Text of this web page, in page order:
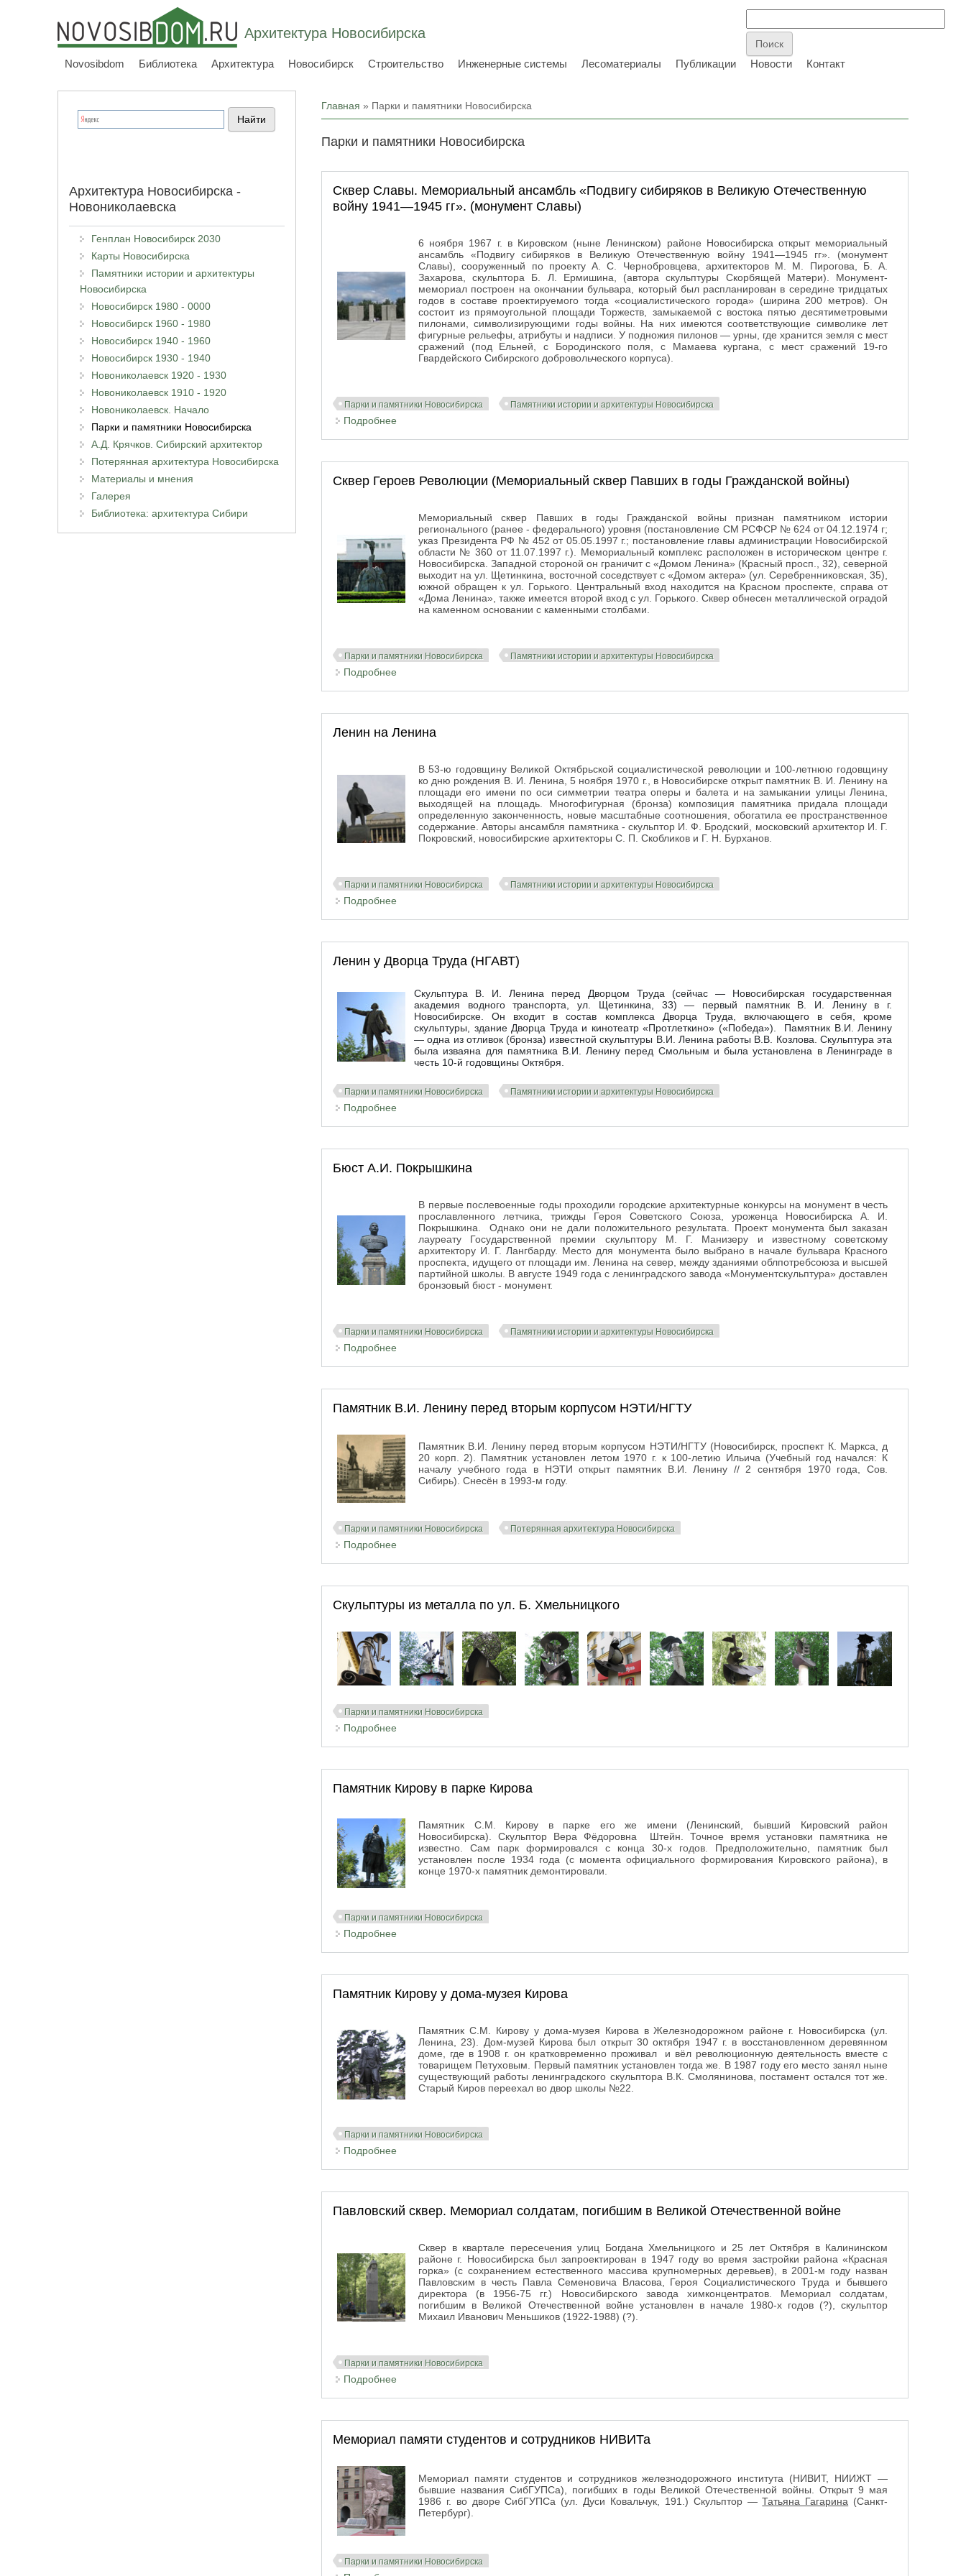
Архитектура Новосибирска
Novosibdom Библиотека Архитектура Новосибирск Строительство Инженерные системы Лесоматериалы Публикации Новости Контакт
Вы здесь
Главная » Парки и памятники Новосибирска
Парки и памятники Новосибирска
Сквер Славы. Мемориальный ансамбль «Подвигу сибиряков в Великую Отечественную
войну 1941—1945 гг». (монумент Славы)
6 ноября 1967 г. в Кировском (ныне Ленинском) районе Новосибирска открыт мемориальный
ансамбль «Подвигу сибиряков в Великую Отечественную войну 1941—1945 гг». (монумент
Славы), сооруженный по проекту А. С. Чернобровцева, архитекторов М. М. Пирогова, Б. А.
Захарова, скульптора Б. Л. Ермишина, (автора скульптуры Скорбящей Матери). Монумент-
мемориал построен на окончании бульвара, который был распланирован в середине тридцатых
годов в составе проектируемого тогда «социалистического города» (ширина 200 метров). Он
состоит из прямоугольной площади Торжеств, замыкаемой с востока пятью десятиметровыми
пилонами, символизирующими годы войны. На них имеются соответствующие символике лет
фигурные рельефы, атрибуты и надписи. У подножия пилонов — урны, где хранится земля с мест
сражений (под Ельней, с Бородинского поля, с Мамаева кургана, с мест сражений 19-го
Гвардейского Сибирского добровольческого корпуса).
Парки и памятники Новосибирска Памятники истории и архитектуры Новосибирска
Подробнее
Сквер Героев Революции (Мемориальный сквер Павших в годы Гражданской войны)
Мемориальный сквер Павших в годы Гражданской войны признан памятником истории
регионального (ранее - федерального) уровня (постановление СМ РСФСР № 624 от 04.12.1974 г;
указ Президента РФ № 452 от 05.05.1997 г.; постановление главы администрации Новосибирской
области № 360 от 11.07.1997 г.). Мемориальный комплекс расположен в историческом центре г.
Новосибирска. Западной стороной он граничит с «Домом Ленина» (Красный просп., 32), северной
выходит на ул. Щетинкина, восточной соседствует с «Домом актера» (ул. Серебренниковская, 35),
южной обращен к ул. Горького. Центральный вход находится на Красном проспекте, справа от
«Дома Ленина», также имеется второй вход с ул. Горького. Сквер обнесен металлической оградой
на каменном основании с каменными столбами.
Парки и памятники Новосибирска Памятники истории и архитектуры Новосибирска
Подробнее
Ленин на Ленина
В 53-ю годовщину Великой Октябрьской социалистической революции и 100-летнюю годовщину
ко дню рождения В. И. Ленина, 5 ноября 1970 г., в Новосибирске открыт памятник В. И. Ленину на
площади его имени по оси симметрии театра оперы и балета и на замыкании улицы Ленина,
выходящей на площадь. Многофигурная (бронза) композиция памятника придала площади
определенную законченность, новые масштабные соотношения, обогатила ее пространственное
содержание. Авторы ансамбля памятника - скульптор И. Ф. Бродский, московский архитектор И. Г.
Покровский, новосибирские архитекторы С. П. Скобликов и Г. Н. Бурханов.
Парки и памятники Новосибирска Памятники истории и архитектуры Новосибирска
Подробнее
Ленин у Дворца Труда (НГАВТ)
Скульптура В. И. Ленина перед Дворцом Труда (сейчас — Новосибирская государственная
академия водного транспорта, ул. Щетинкина, 33) — первый памятник В. И. Ленину в г.
Новосибирске. Он входит в состав комплекса Дворца Труда, включающего в себя, кроме
скульптуры, здание Дворца Труда и кинотеатр «Протлеткино» («Победа»). Памятник В.И. Ленину
— одна из отливок (бронза) известной скульптуры В.И. Ленина работы В.В. Козлова. Скульптура эта
была изваяна для памятника В.И. Ленину перед Смольным и была установлена в Ленинграде в
честь 10-й годовщины Октября.
Парки и памятники Новосибирска Памятники истории и архитектуры Новосибирска
Подробнее
Бюст А.И. Покрышкина
В первые послевоенные годы проходили городские архитектурные конкурсы на монумент в честь
прославленного летчика, трижды Героя Советского Союза, уроженца Новосибирска А. И.
Покрышкина. Однако они не дали положительного результата. Проект монумента был заказан
лауреату Государственной премии скульптору М. Г. Манизеру и известному советскому
архитектору И. Г. Лангбарду. Место для монумента было выбрано в начале бульвара Красного
проспекта, идущего от площади им. Ленина на север, между зданиями облпотребсоюза и высшей
партийной школы. В августе 1949 года с ленинградского завода «Монументскульптура» доставлен
бронзовый бюст - монумент.
Парки и памятники Новосибирска Памятники истории и архитектуры Новосибирска
Подробнее
Памятник В.И. Ленину перед вторым корпусом НЭТИ/НГТУ
Памятник В.И. Ленину перед вторым корпусом НЭТИ/НГТУ (Новосибирск, проспект К. Маркса, д
20 корп. 2). Памятник установлен летом 1970 г. к 100-летию Ильича (Учебный год начался: К
началу учебного года в НЭТИ открыт памятник В.И. Ленину // 2 сентября 1970 года, Сов.
Сибирь). Снесён в 1993-м году.
Парки и памятники Новосибирска Потерянная архитектура Новосибирска
Подробнее
Скульптуры из металла по ул. Б. Хмельницкого
Парки и памятники Новосибирска
Подробнее
Памятник Кирову в парке Кирова
Памятник С.М. Кирову в парке его же имени (Ленинский, бывший Кировский район
Новосибирска). Скульптор Вера Фёдоровна Штейн. Точное время установки памятника не
известно. Сам парк формировался с конца 30-х годов. Предположительно, памятник был
установлен после 1934 года (с момента официального формирования Кировского района), в
конце 1970-х памятник демонтировали.
Парки и памятники Новосибирска
Подробнее
Памятник Кирову у дома-музея Кирова
Памятник С.М. Кирову у дома-музея Кирова в Железнодорожном районе г. Новосибирска (ул.
Ленина, 23). Дом-музей Кирова был открыт 30 октября 1947 г. в восстановленном деревянном
доме, где в 1908 г. он кратковременно проживал и вёл революционную деятельность вместе с
товарищем Петуховым. Первый памятник установлен тогда же. В 1987 году его место занял ныне
существующий работы ленинградского скульптора В.К. Смолянинова, постамент остался тот же.
Старый Киров переехал во двор школы №22.
Парки и памятники Новосибирска
Подробнее
Павловский сквер. Мемориал солдатам, погибшим в Великой Отечественной войне
Сквер в квартале пересечения улиц Богдана Хмельницкого и 25 лет Октября в Калининском
районе г. Новосибирска был запроектирован в 1947 году во время застройки района «Красная
горка» (с сохранением естественного массива крупномерных деревьев), в 2001-м году назван
Павловским в честь Павла Семеновича Власова, Героя Социалистического Труда и бывшего
директора (в 1956-75 гг.) Новосибирского завода химконцентратов. Мемориал солдатам,
погибшим в Великой Отечественной войне установлен в начале 1980-х годов (?), скульптор
Михаил Иванович Меньшиков (1922-1988) (?).
Парки и памятники Новосибирска
Подробнее
Мемориал памяти студентов и сотрудников НИВИТа
Мемориал памяти студентов и сотрудников железнодорожного института (НИВИТ, НИИЖТ —
бывшие названия СибГУПСа), погибших в годы Великой Отечественной войны. Открыт 9 мая
1986 г. во дворе СибГУПСа (ул. Дуси Ковальчук, 191.) Скульптор —Татьяна Гагарина (Санкт-
Петербург).
Парки и памятники Новосибирска
Архитектура Новосибирска -
Новониколаевска
Генплан Новосибирск 2030
Карты Новосибирска
Памятники истории и архитектуры
Новосибирска
Новосибирск 1980 - 0000
Новосибирск 1960 - 1980
Новосибирск 1940 - 1960
Новосибирск 1930 - 1940
Новониколаевск 1920 - 1930
Новониколаевск 1910 - 1920
Новониколаевск. Начало
Парки и памятники Новосибирска
А.Д. Крячков. Сибирский архитектор
Потерянная архитектура Новосибирска
Материалы и мнения
Галерея
Библиотека: архитектура Сибири